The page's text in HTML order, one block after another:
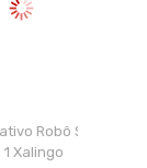
Robô Solar 3
1 Xalingo